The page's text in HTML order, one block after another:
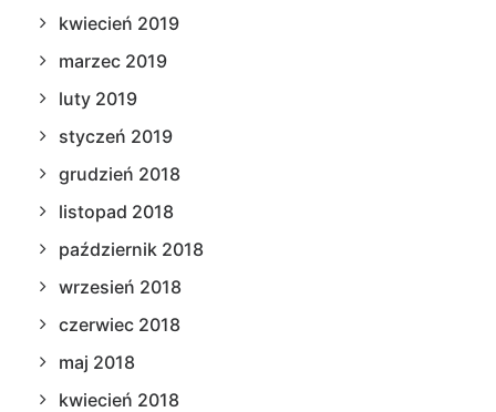
kwiecień 2019
marzec 2019
luty 2019
styczeń 2019
grudzień 2018
listopad 2018
październik 2018
wrzesień 2018
czerwiec 2018
maj 2018
kwiecień 2018